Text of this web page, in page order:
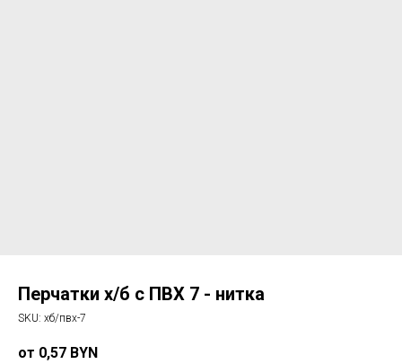
Перчатки х/б с ПВХ 7 - нитка
SKU: хб/пвх-7
0,57 BYN